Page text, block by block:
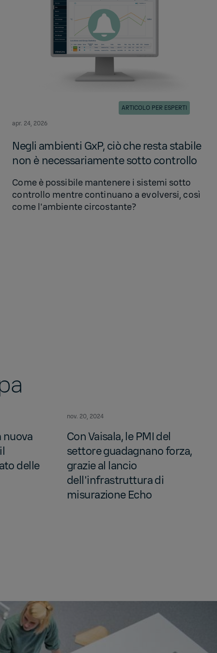
apr. 24, 2026
ARTICOLO PER ESPERTI
Negli ambienti GxP, ciò che resta stabile
non è necessariamente sotto controllo
Come è possibile mantenere i sistemi sotto
controllo mentre continuano a evolversi, così
come l'ambiente circostante?
nuova
delle
nov. 20, 2024
Con Vaisala, le PMI del
settore guadagnano forza,
grazie al lancio
dell'infrastruttura di
misurazione Echo